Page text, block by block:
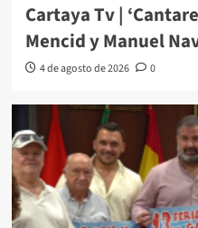
Cartaya Tv |
Mencid y Manuel
4 de agosto de 2026 0